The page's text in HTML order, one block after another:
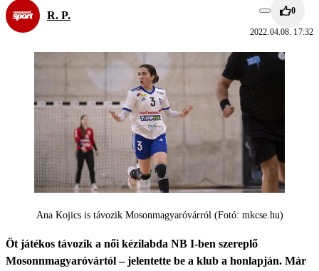
R. P. 0
2022.04.08. 17:32
Ana Kojics is távozik Mosonmagyaróvárról (Fotó: mkcse.hu)
Öt játékos távozik a női kézilabda NB I-ben szereplő
Mosonnmagyaróvártól – jelentette be a klub a honlapján. Már